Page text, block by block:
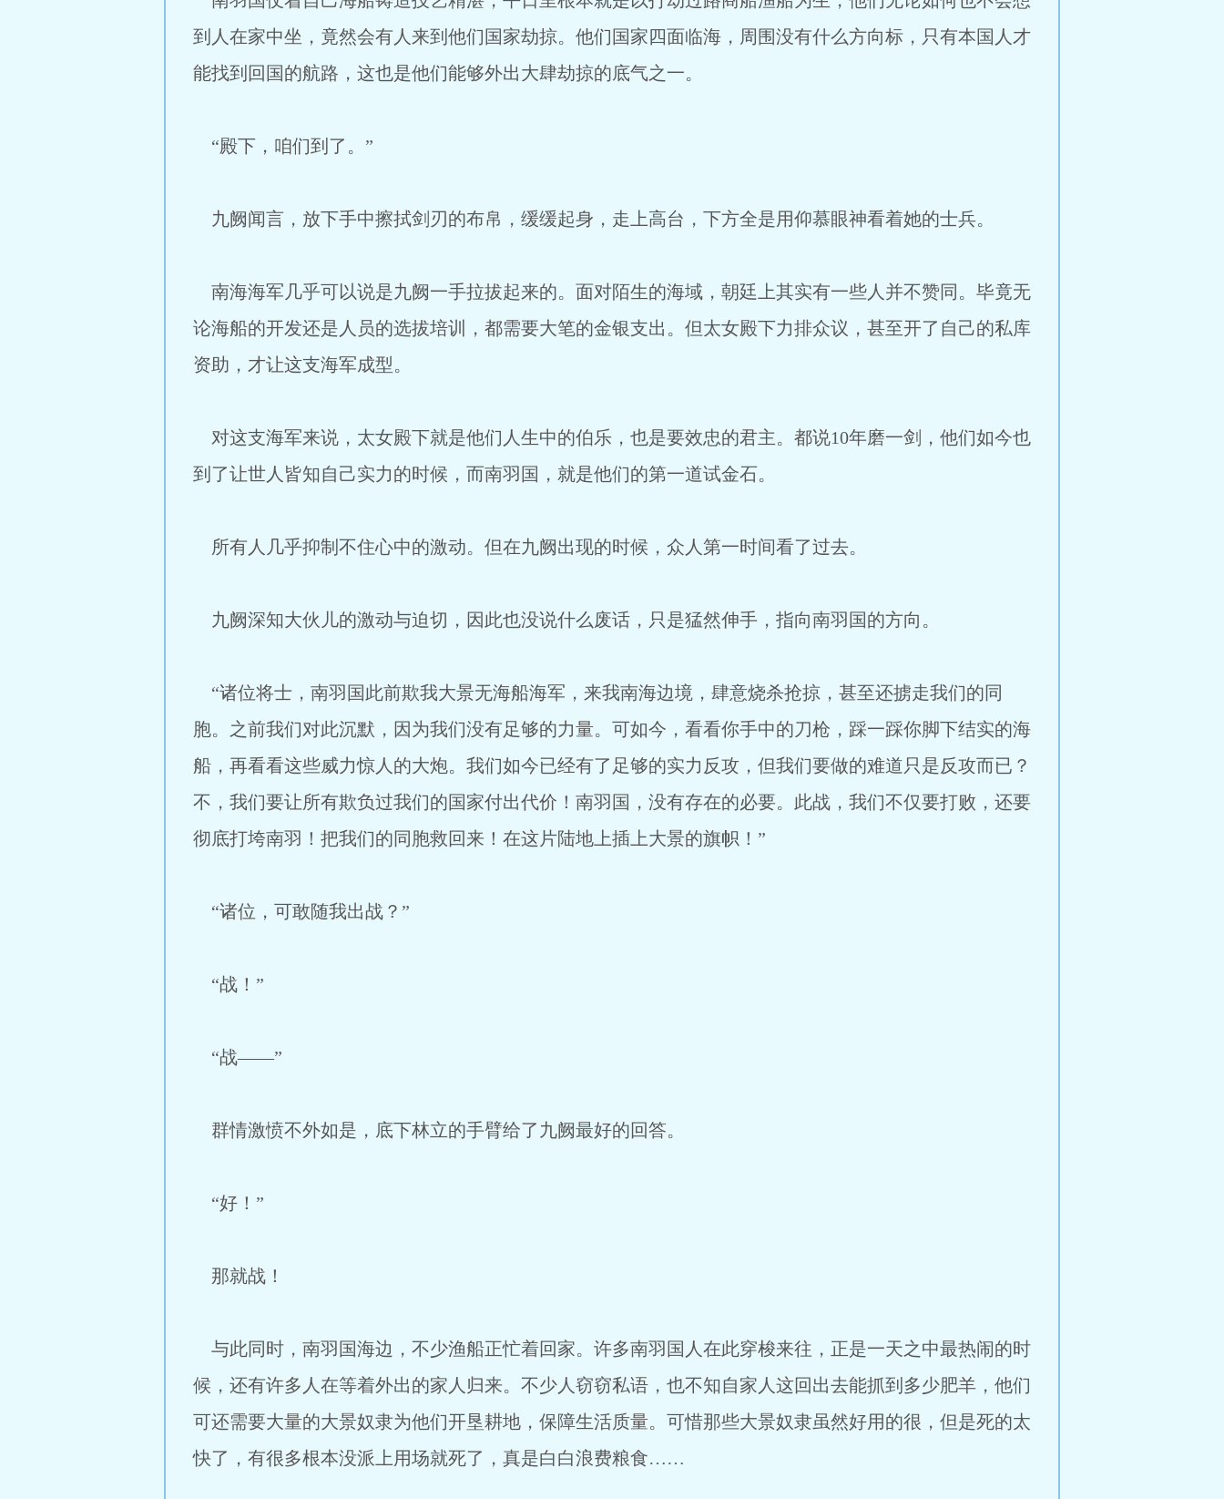
到人在家中坐，竟然会有人来到他们国家劫掠。他们国家四面临海，周围没有什么方向标，只有本国人才
能找到回国的航路，这也是他们能够外出大肆劫掠的底气之一。
“殿下，咱们到了。”
九阙闻言，放下手中擦拭剑刃的布帛，缓缓起身，走上高台，下方全是用仰慕眼神看着她的士兵。
南海海军几乎可以说是九阙一手拉拔起来的。面对陌生的海域，朝廷上其实有一些人并不赞同。毕竟无
论海船的开发还是人员的选拔培训，都需要大笔的金银支出。但太女殿下力排众议，甚至开了自己的私库
资助，才让这支海军成型。
对这支海军来说，太女殿下就是他们人生中的伯乐，也是要效忠的君主。都说10年磨一剑，他们如今也
到了让世人皆知自己实力的时候，而南羽国，就是他们的第一道试金石。
所有人几乎抑制不住心中的激动。但在九阙出现的时候，众人第一时间看了过去。
九阙深知大伙儿的激动与迫切，因此也没说什么废话，只是猛然伸手，指向南羽国的方向。
“诸位将士，南羽国此前欺我大景无海船海军，来我南海边境，肆意烧杀抢掠，甚至还掳走我们的同
胞。之前我们对此沉默，因为我们没有足够的力量。可如今，看看你手中的刀枪，踩一踩你脚下结实的海
船，再看看这些威力惊人的大炮。我们如今已经有了足够的实力反攻，但我们要做的难道只是反攻而已？
不，我们要让所有欺负过我们的国家付出代价！南羽国，没有存在的必要。此战，我们不仅要打败，还要
彻底打垮南羽！把我们的同胞救回来！在这片陆地上插上大景的旗帜！”
“诸位，可敢随我出战？”
“战！”
“战——”
群情激愤不外如是，底下林立的手臂给了九阙最好的回答。
“好！”
那就战！
与此同时，南羽国海边，不少渔船正忙着回家。许多南羽国人在此穿梭来往，正是一天之中最热闹的时
候，还有许多人在等着外出的家人归来。不少人窃窃私语，也不知自家人这回出去能抓到多少肥羊，他们
可还需要大量的大景奴隶为他们开垦耕地，保障生活质量。可惜那些大景奴隶虽然好用的很，但是死的太
快了，有很多根本没派上用场就死了，真是白白浪费粮食……